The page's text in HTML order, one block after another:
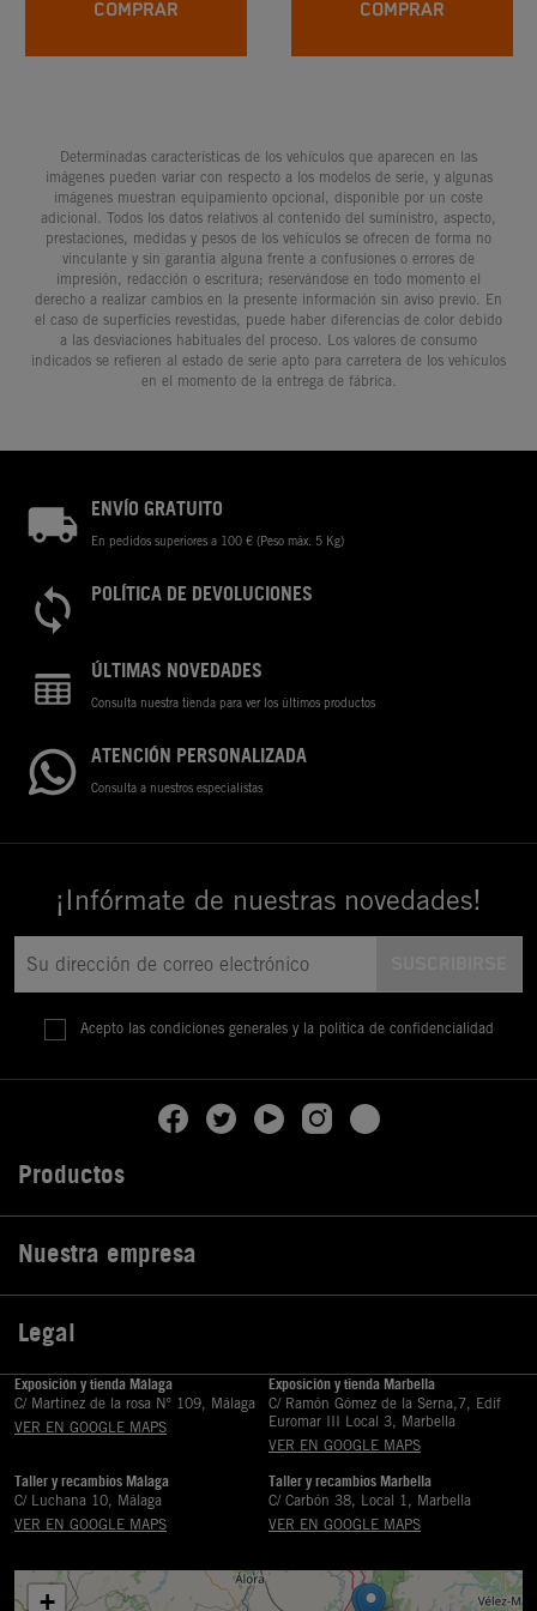
COMPRAR COMPRAR
Determinadas características de los vehículos que aparecen en las
imágenes pueden variar con respecto a los modelos de serie, y algunas
imágenes muestran equipamiento opcional, disponible por un coste
adicional. Todos los datos relativos al contenido del suministro, aspecto,
prestaciones, medidas y pesos de los vehículos se ofrecen de forma no
vinculante y sin garantía alguna frente a confusiones o errores de
impresión, redacción o escritura; reservándose en todo momento el
derecho a realizar cambios en la presente información sin aviso previo. En
el caso de superficies revestidas, puede haber diferencias de color debido
a las desviaciones habituales del proceso. Los valores de consumo
indicados se refieren al estado de serie apto para carretera de los vehículos
en el momento de la entrega de fábrica.
ENVÍO GRATUITO
En pedidos superiores a 100 € (Peso máx. 5 Kg)
POLÍTICA DE DEVOLUCIONES
ÚLTIMAS NOVEDADES
Consulta nuestra tienda para ver los últimos productos
ATENCIÓN PERSONALIZADA
Consulta a nuestros especialistas
¡Infórmate de nuestras novedades!
Acepto las condiciones generales y la política de confidencialidad
Productos
Nuestra empresa
Legal
Exposición y tienda Málaga
C/ Martinez de la rosa Nº 109, Málaga
VER EN GOOGLE MAPS
Exposición y tienda Marbella
C/ Ramón Gómez de la Serna,7, Edif
Euromar III Local 3, Marbella
VER EN GOOGLE MAPS
Taller y recambios Málaga
C/ Luchana 10, Málaga
VER EN GOOGLE MAPS
Taller y recambios Marbella
C/ Carbón 38, Local 1, Marbella
VER EN GOOGLE MAPS
+